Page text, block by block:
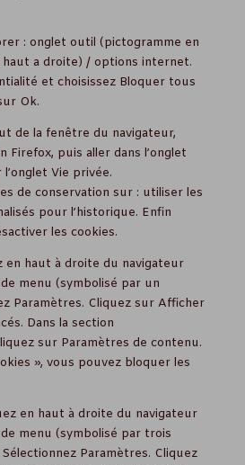
: onglet outil (pictogramme en
haut a droite) / options internet.
et choisissez Bloquer tous
Ok.
de la fenêtre du navigateur,
Firefox, puis aller dans l’onglet
Vie privée.
de conservation sur : utiliser les
pour l’historique. Enfin
les cookies.
en haut à droite du navigateur
menu (symbolisé par un
Paramètres. Cliquez sur Afficher
Dans la section
sur Paramètres de contenu.
», vous pouvez bloquer les
en haut à droite du navigateur
menu (symbolisé par trois
Paramètres. Cliquez